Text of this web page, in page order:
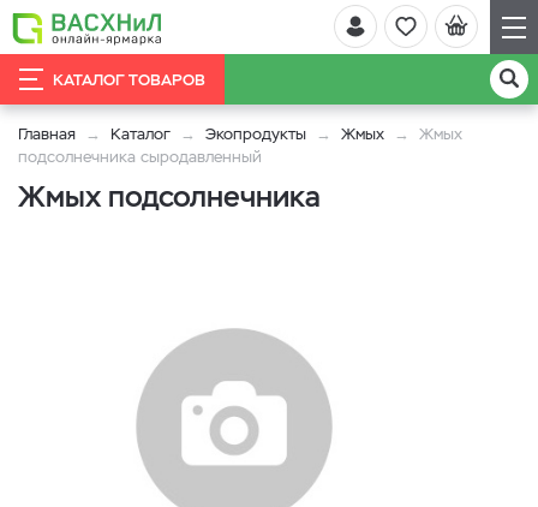
КАТАЛОГ ТОВАРОВ
Главная Каталог Экопродукты Жмых
Жмых
подсолнечника сыродавленный
Жмых подсолнечника